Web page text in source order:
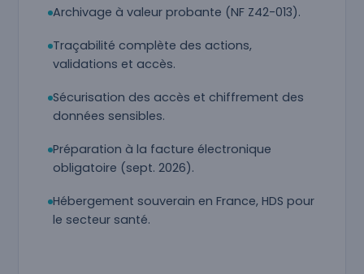
Archivage à valeur probante (NF Z42-013).
Traçabilité complète des actions,
validations et accès.
Sécurisation des accès et chiffrement des
données sensibles.
Préparation à la facture électronique
obligatoire (sept. 2026).
Hébergement souverain en France, HDS pour
le secteur santé.